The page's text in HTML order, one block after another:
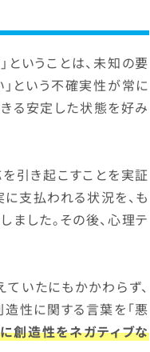
ということは、未知の要
という不確実性が常に
る安定した状態を好み
引き起こすことを実証
支払われる状況を、も
した。その後、心理テ
いたにもかかわらず、
性に関する言葉を「悪
創造性をネガティブな